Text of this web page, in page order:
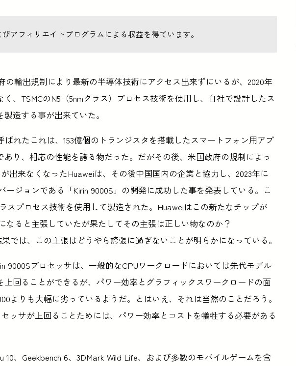
アフィリエイトプログラムによる収益を得ています。
の輸出規制により最新の半導体技術にアクセス出来ずにいるが、2020年
、TSMCのN5（5nmクラス）プロセス技術を使用し、自社で設計したス
造する事が出来ていた。
ばれたこれは、153億個のトランジスタを搭載したスマートフォン用アプ
あり、相応の性能を誇る物だった。だがその後、米国政府の規制によっ
出来なくなったHuaweiは、その後中国国内の企業と協力し、2023年に
ージョンである「Kirin 9000S」の開発に成功した事を発表している。こ
スプロセス技術を使用して製造された。Huaweiはこの新たなチップが
なると主張していたが果たしてその主張は正しい物なのか？
では、この主張はどうやら誇張に過ぎないことが明らかになっている。
9000Sプロセッサは、一般的なCPUワークロードにおいては先代モデル
上回ることができるが、パワー効率とグラフィックスワークロードの面
よりも大幅に劣っているようだ。とはいえ、それは当然のことだろう。
ッサが上回ることためには、パワー効率とコストを犠牲する必要がある
10、Geekbench 6、3DMark Wild Life、および多数のモバイルゲームを含